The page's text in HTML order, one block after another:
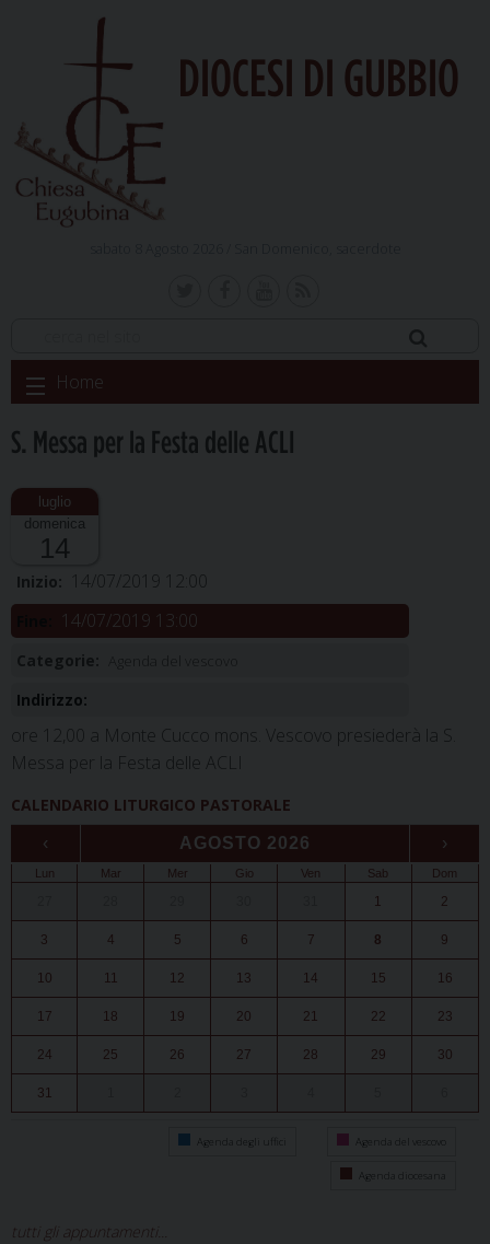
DIOCESI DI GUBBIO
Skip
to
Home
S. Messa per la Festa delle ACLI
domenica
14
Inizio: 14/07/2019 12:00
14/07/2019 13:00
Categorie:
Indirizzo:
ore 12,00 a Monte Cucco mons. Vescovo presiederà la S.
Messa per la Festa delle ACLI
CALENDARIO LITURGICO PASTORALE
‹ AGOSTO 2026 ›
Lun Mar Mer Gio Ven Sab Dom
1 2
3 4 5 6 7 8 9
10 11 12 13 14 15 16
17 18 19 20 21 22 23
24 25 26 27 28 29 30
31
Agenda degli uffici Agenda del vescovo
Agenda diocesana
tutti gli appuntamenti...